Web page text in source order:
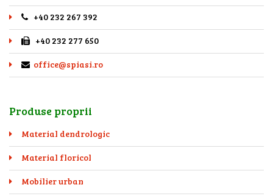
+40 232 267 392
+40 232 277 650
office@spiasi.ro
Produse proprii
Material dendrologic
Material floricol
Mobilier urban